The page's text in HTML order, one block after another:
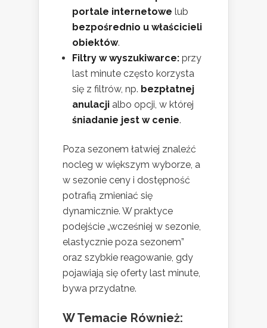
portale internetowe lub
bezpośrednio u właścicieli
obiektów.
Filtry w wyszukiwarce: przy
last minute często korzysta
się z filtrów, np. bezpłatnej
anulacji albo opcji, w której
śniadanie jest w cenie.
Poza sezonem łatwiej znaleźć
nocleg w większym wyborze, a
w sezonie ceny i dostępność
potrafią zmieniać się
dynamicznie. W praktyce
podejście „wcześniej w sezonie,
elastycznie poza sezonem”
oraz szybkie reagowanie, gdy
pojawiają się oferty last minute,
bywa przydatne.
W Temacie Również: